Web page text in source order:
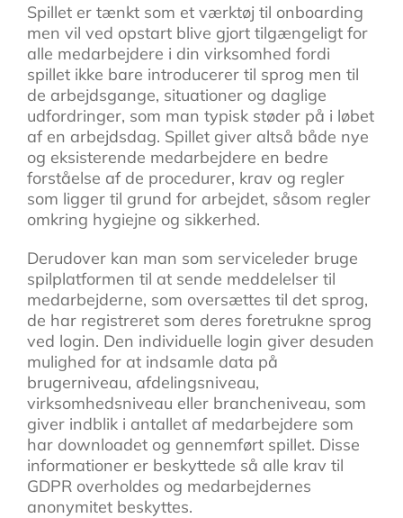
Spillet er tænkt som et værktøj til onboarding
men vil ved opstart blive gjort tilgængeligt for
alle medarbejdere i din virksomhed fordi
spillet ikke bare introducerer til sprog men til
de arbejdsgange, situationer og daglige
udfordringer, som man typisk støder på i løbet
af en arbejdsdag. Spillet giver altså både nye
og eksisterende medarbejdere en bedre
forståelse af de procedurer, krav og regler
som ligger til grund for arbejdet, såsom regler
omkring hygiejne og sikkerhed.
Derudover kan man som serviceleder bruge
spilplatformen til at sende meddelelser til
medarbejderne, som oversættes til det sprog,
de har registreret som deres foretrukne sprog
ved login. Den individuelle login giver desuden
mulighed for at indsamle data på
brugerniveau, afdelingsniveau,
virksomhedsniveau eller brancheniveau, som
giver indblik i antallet af medarbejdere som
har downloadet og gennemført spillet. Disse
informationer er beskyttede så alle krav til
GDPR overholdes og medarbejdernes
anonymitet beskyttes.